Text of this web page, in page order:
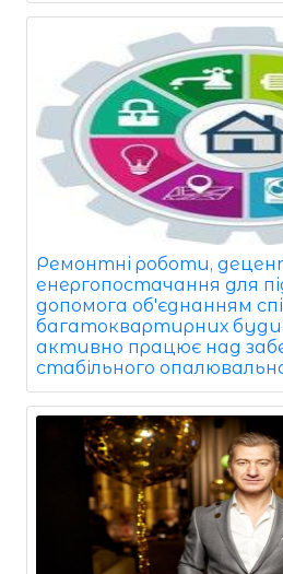
Ремонтні роботи,
енергопостачання для
допомога об'єднанням
багатоквартирних
активно працює над
стабільного